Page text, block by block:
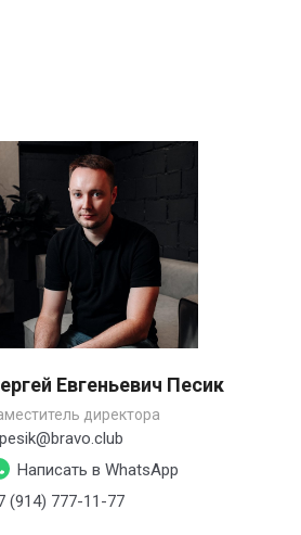
Евгеньевич Песик
директора
Написать в WhatsApp
(914) 777-11-77